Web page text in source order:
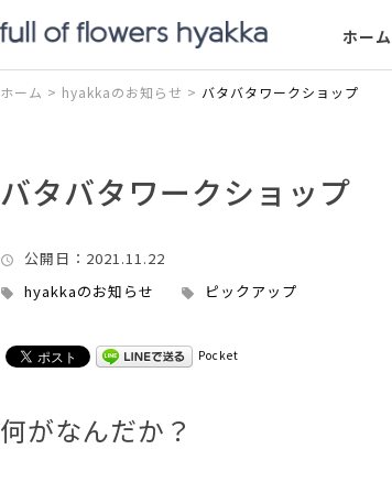
ホーム
ホーム > hyakkaのお知らせ > バタバタワークショップ
バタバタワークショップ
公開日 ：2021.11.22
hyakkaのお知らせ
ピックアップ
Pocket
何がなんだか？